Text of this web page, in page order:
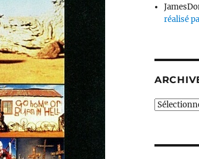
réalisé
Archives